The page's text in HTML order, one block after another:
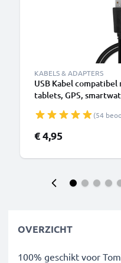
KABELS & ADAPTERS
USB Kabel
tablets, GPS,
(54
€ 4,95
OVERZICHT
100% geschikt voor